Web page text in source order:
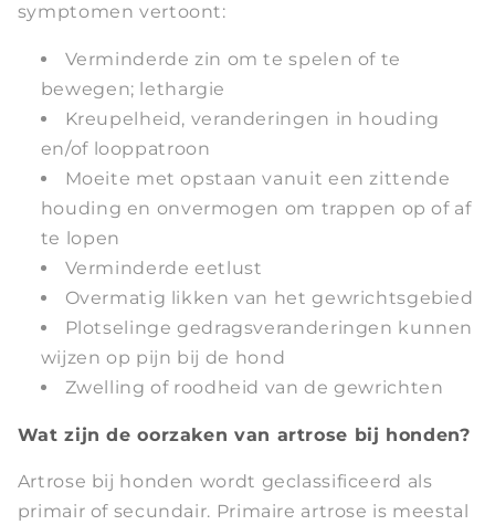
symptomen vertoont:
Verminderde zin om te spelen of te
bewegen; lethargie
Kreupelheid, veranderingen in houding
en/of looppatroon
Moeite met opstaan vanuit een zittende
houding en onvermogen om trappen op of af
te lopen
Verminderde eetlust
Overmatig likken van het gewrichtsgebied
Plotselinge gedragsveranderingen kunnen
wijzen op pijn bij de hond
Zwelling of roodheid van de gewrichten
Wat zijn de oorzaken van artrose bij honden?
Artrose bij honden wordt geclassificeerd als
primair of secundair. Primaire artrose is meestal